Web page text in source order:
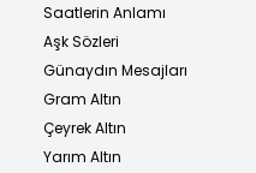
Saatlerin Anlamı
Aşk Sözleri
Günaydın Mesajları
Gram Altın
Çeyrek Altın
Yarım Altın